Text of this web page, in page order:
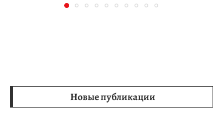
Новые публикации